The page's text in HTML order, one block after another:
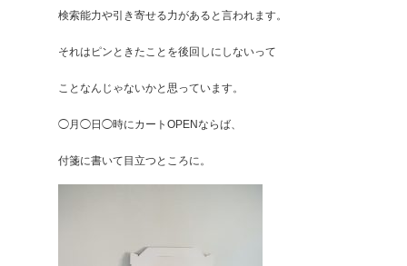
検索能力や引き寄せる力があると言われます。
それはピンときたことを後回しにしないって
ことなんじゃないかと思っています。
◯月◯日◯時にカートOPENならば、
付箋に書いて目立つところに。